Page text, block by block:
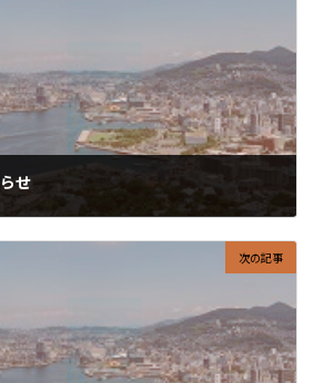
せ
次の記事